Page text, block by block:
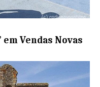
Vendas Novas